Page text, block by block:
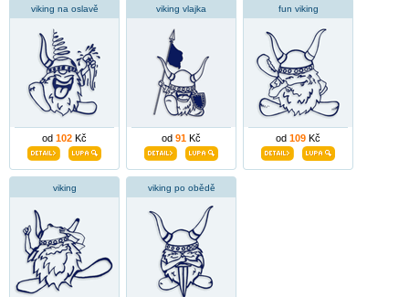
viking na oslavě
od 102 Kč
viking vlajka
od 91 Kč
fun viking
od 109 Kč
viking viking po obědě